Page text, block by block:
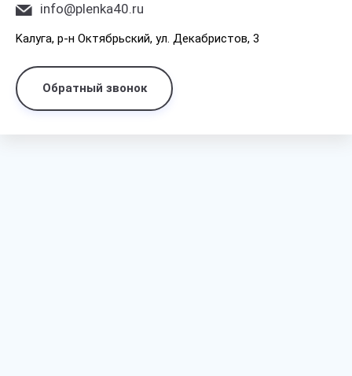
info@plenka40.ru
Kaлyгa, p-н Oктябpьcкий, yл. Дeкaбpиcтoв, 3
Обратный звонок